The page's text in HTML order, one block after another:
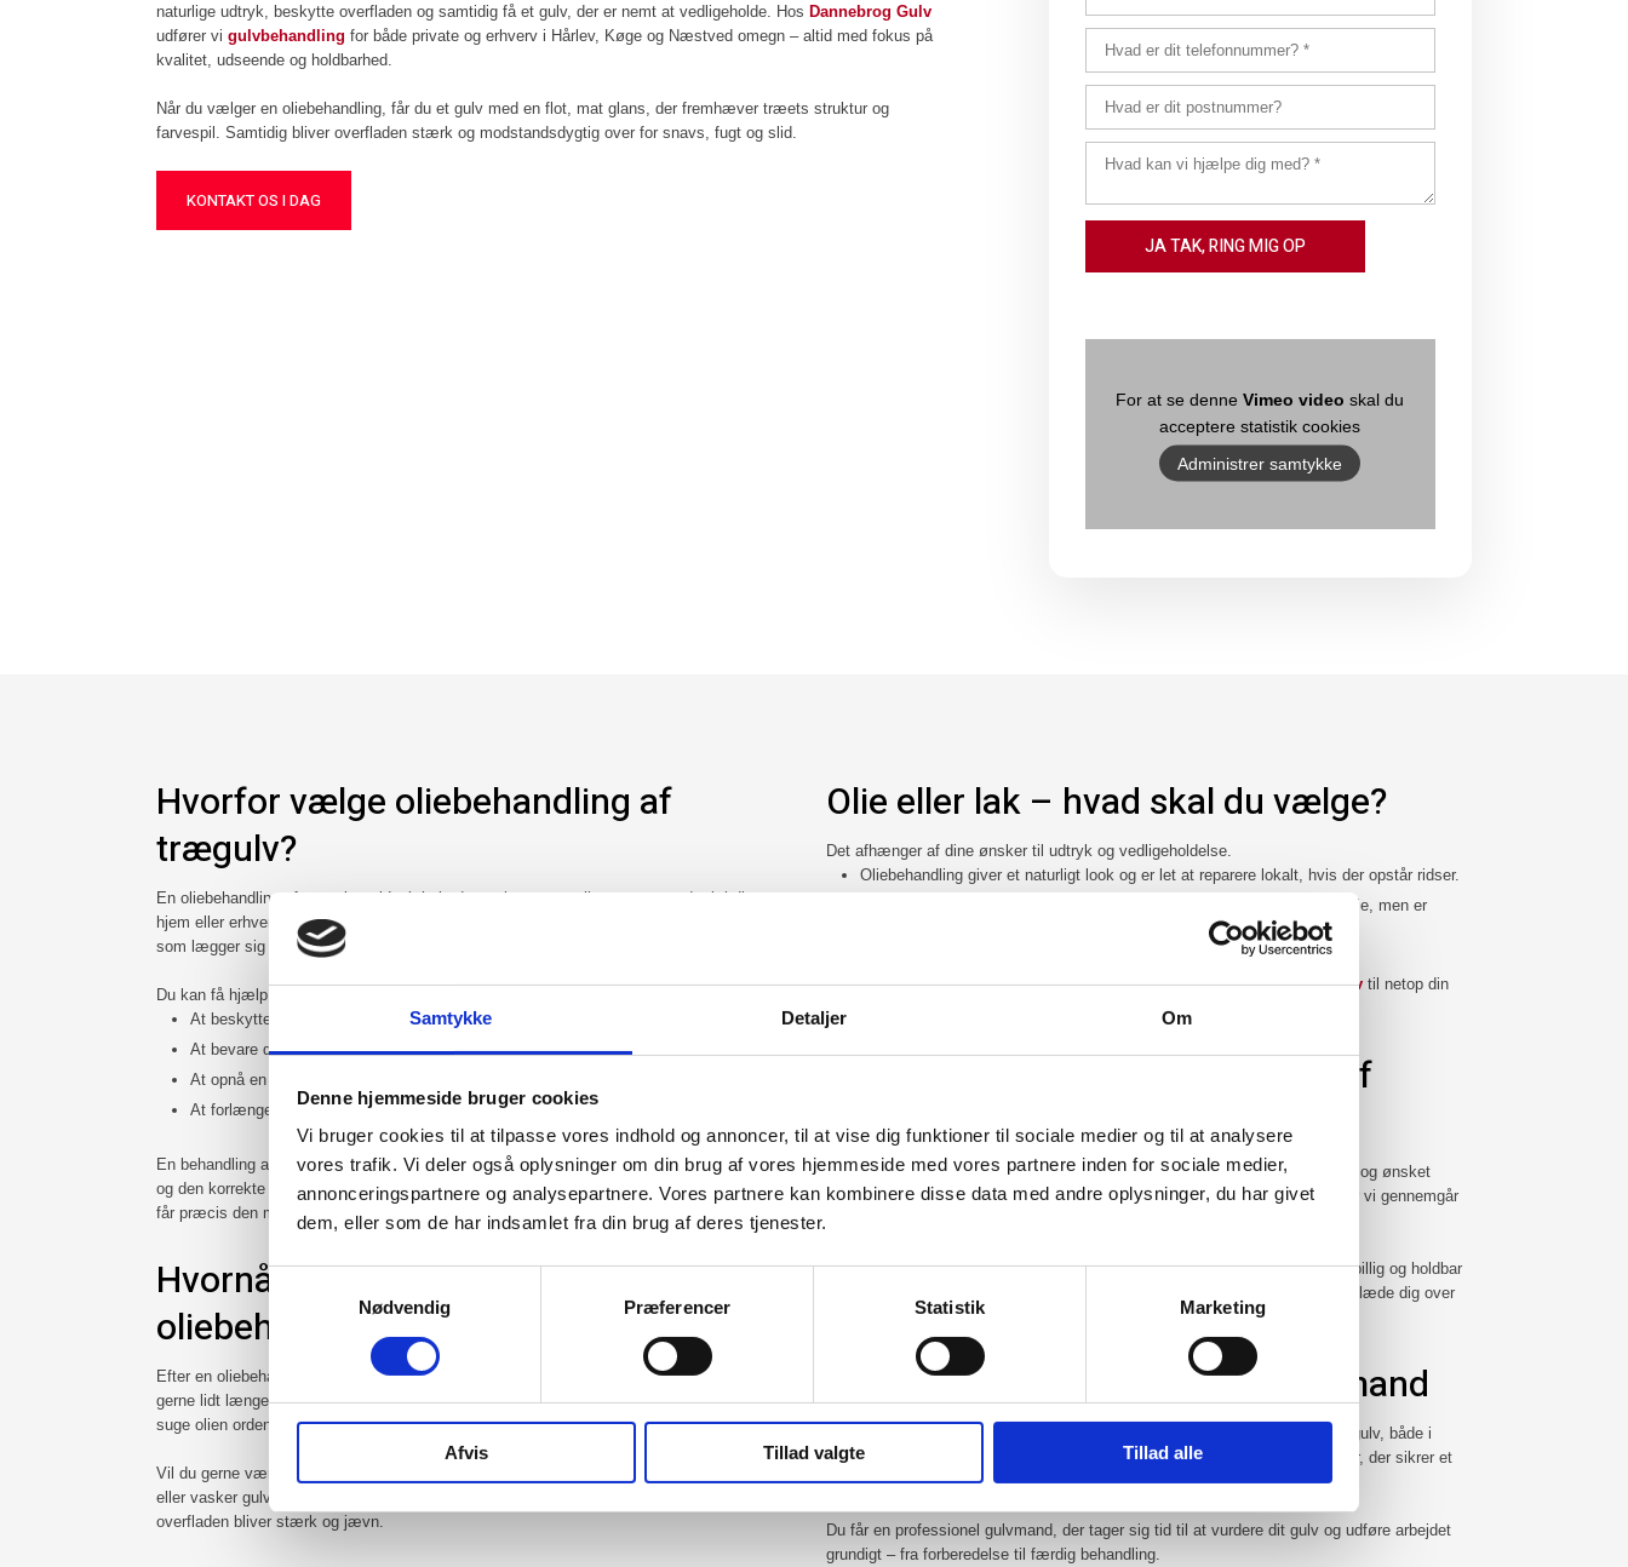
Samtykke Detaljer Om
Denne hjemmeside bruger cookies
Vi bruger cookies til at tilpasse vores indhold og annoncer, til at vise dig funktioner til sociale medier og til at analysere
vores trafik. Vi deler også oplysninger om din brug af vores hjemmeside med vores partnere inden for sociale medier,
annonceringspartnere og analysepartnere. Vores partnere kan kombinere disse data med andre oplysninger, du har givet
dem, eller som de har indsamlet fra din brug af deres tjenester.
Samtykkevalg
Nødvendig
Præferencer Statistik Marketing
Afvis Tillad valgte Tillad alle
naturlige udtryk, beskytte overfladen og samtidig få et gulv, der er nemt at vedligeholde. Hos Dannebrog Gulv
udfører vigulvbehandling for både private og erhverv i Hårlev, Køge og Næstved omegn – altid med fokus på
kvalitet, udseende og holdbarhed.
Når du vælger en oliebehandling, får du et gulv med en flot, mat glans, der fremhæver træets struktur og
farvespil. Samtidig bliver overfladen stærk og modstandsdygtig over for snavs, fugt og slid.
KONTAKT OS I DAG​
For at se denneVimeo video skal du
acceptere statistik cookies
Administrer samtykke
Hvorfor vælge oliebehandling af
trægulv?
En oliebehandling af trægulv er ideel, hvis du ønsker et naturligt og varmt udtryk i dit
hjem eller erhverv. Olie trænger ned i træet og beskytter indefra – i modsætning til lak,
som lægger sig ovenpå overfladen.
Du kan få hjælp til:
​At beskytte dit trægulv mod dagligt slid og pletter
​At bevare den naturlige glød og struktur i træet
​At opnå en overflade, der er nem at vedligeholde
​At forlænge trægulvets levetid med den rette gulvpleje
En behandling af trægulv med olie kræver viden og erfaring – både omkring valg af olie
og den korrekte påføring. Hos Dannebrog Gulv sikrer vi et ensartet resultat, hvor træet
får præcis den mængde olie, det har brug for.
Hvornår må man gå på et
oliebehandlet gulv?
Efter en oliebehandling af trægulv bør du vente mindst 24 timer, før du går på det – og
gerne lidt længere, hvis det er muligt. I den periode skal gulvet have ro til at hærde og
suge olien ordentligt ind.
Vil du gerne være ekstra skånsom, kan du vente 48 timer, før du sætter møbler tilbage
eller vasker gulvet. På den måde sikrer du, at olien får maksimal holdbarhed, og at
overfladen bliver stærk og jævn.
Olie eller lak – hvad skal du vælge?
Det afhænger af dine ønsker til udtryk og vedligeholdelse.
Oliebehandling giver et naturligt look og er let at reparere lokalt, hvis der opstår ridser.
giver en mere blank overflade, der kræver mindre pleje, men er
Hos Dannebrog Gulv rådgiver vi dig altid om den bedstebehandling af gulvtil netop din
bolig eller virksomhed.
Pris og tilbud på oliebehandling af
trægulv
Prisen på en oliebehandling af trægulv afhænger af gulvets størrelse, stand og ønsket
finish. Hos Dannebrog Gulv får du altid et ærligt og uforpligtende tilbud, hvor vi gennemgår
Vi går aldrig på kompromis med kvaliteten – men vi sørger for, at du får en billig og holdbar
løsning i forhold til resultatet. Vores mål er, at du får et smukt gulv, du kan glæde dig over
Få hjælp af en professionel gulvmand
Som erfarent gulvfirma har vi mange års erfaring med oliebehandling af trægulv, både i
private hjem og erhvervslokaler. Vi bruger kun kvalitetsprodukter og metoder, der sikrer et
flot og slidstærkt resultat.
Du får en professionel gulvmand, der tager sig tid til at vurdere dit gulv og udføre arbejdet
grundigt – fra forberedelse til færdig behandling.